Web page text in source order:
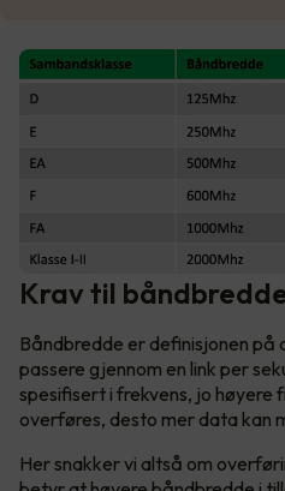
Krav til
Båndbredde er definisjonen på
passere gjennom en link per
spesifisert i frekvens, jo høyere
overføres, desto mer data kan
Her snakker vi altså om